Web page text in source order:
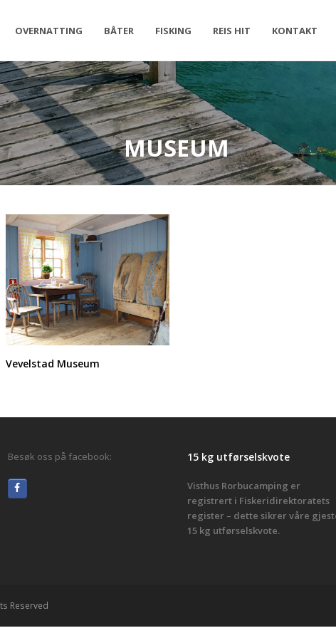
OVERNATTING BÅTER FISKING REIS HIT KONTAKT
MUSEUM
Vevelstad Museum
Besøk oss på facebook: 15 kg utførselskvote
Visthus Rorbucamping er
registrert i Fiskeridirektoratets
register – dette sikrer våre
15 kg utførselskvote.
Reserved